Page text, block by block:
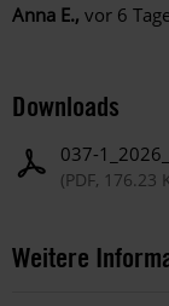
Anna E., vor 6
Downloads
037-
(PDF, 176.23
Weitere